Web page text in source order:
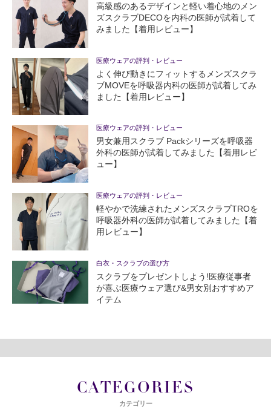
高級感のあるデザインと軽い着心地のメン
ズスクラブDECOを内科の医師が試着して
みました【着用レビュー】
医療ウェアの評判・レビュー
よく伸び動きにフィットするメンズスクラ
ブMOVEを呼吸器内科の医師が試着してみ
ました【着用レビュー】
医療ウェアの評判・レビュー
男女兼用スクラブ Packシリーズを呼吸器
外科の医師が試着してみました【着用レビ
ュー】
医療ウェアの評判・レビュー
軽やかで洗練されたメンズスクラブTROを
呼吸器外科の医師が試着してみました【着
用レビュー】
白衣・スクラブの選び方
スクラブをプレゼントしよう!医療従事者
が喜ぶ医療ウェア選び&男女別おすすめア
イテム
CATEGORIES
カテゴリー